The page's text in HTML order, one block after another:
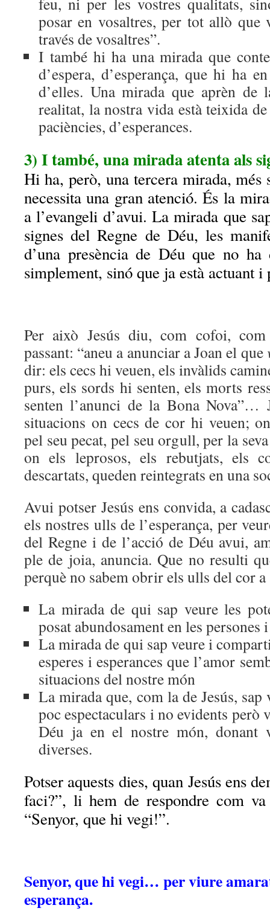
posar en vosaltres, per tot allò
través de vosaltres”.
I també hi ha una mirada que
d’espera, d’esperança, que hi ha
d’elles. Una mirada que aprèn
realitat, la nostra vida està teixida
paciències, d’esperances.
3) I també, una mirada atenta als
Hi ha, però, una tercera mirada,
necessita una gran atenció. És la
a l’evangeli d’avui. La mirada que
signes del Regne de Déu, les
d’una presència de Déu que no
simplement, sinó que ja està actuant i
Per això Jesús diu, com cofoi,
passant: “aneu a anunciar a Joan el que
dir: els cecs hi veuen, els invàlids
purs, els sords hi senten, els morts
senten l’anunci de la Bona Nova”…
situacions on cecs de cor hi veuen;
pel seu pecat, pel seu orgull, per la
on els leprosos, els rebutjats, els
descartats, queden reintegrats en una
Avui potser Jesús ens convida, a
els nostres ulls de l’esperança, per
del Regne i de l’acció de Déu avui,
ple de joia, anuncia. Que no resulti
perquè no sabem obrir els ulls del cor a
La mirada de qui sap veure les
posat abundosament en les persones
La mirada de qui sap veure i
esperes i esperances que l’amor
situacions del nostre món
La mirada que, com la de Jesús,
poc espectaculars i no evidents però
Déu ja en el nostre món, donant
diverses.
Potser aquests dies, quan Jesús ens
faci?”, li hem de respondre com
“Senyor, que hi vegi!”.
Senyor, que hi vegi… per viure
esperança.